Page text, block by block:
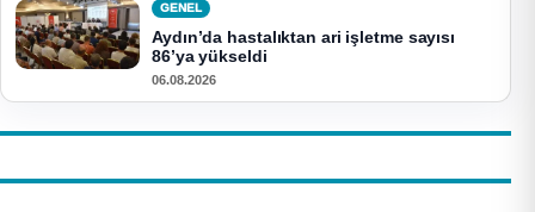
GENEL
Aydın’da hastalıktan ari işletme sayısı
86’ya yükseldi
06.08.2026